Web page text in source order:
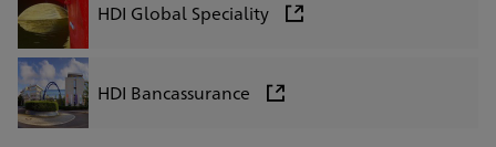
HDI Global Speciality
HDI Bancassurance